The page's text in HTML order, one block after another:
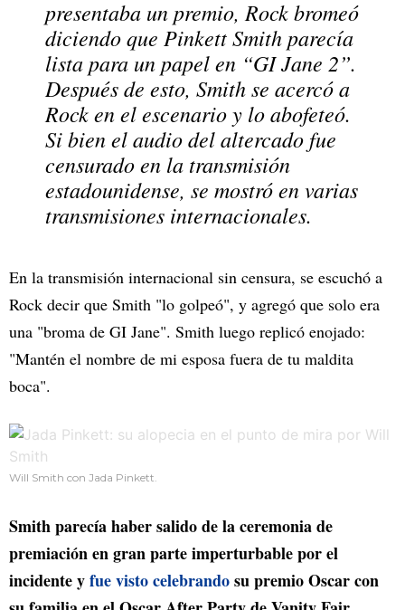
presentaba un premio, Rock bromeó
diciendo que Pinkett Smith parecía
lista para un papel en “GI Jane 2”.
Después de esto, Smith se acercó a
Rock en el escenario y lo abofeteó.
Si bien el audio del altercado fue
censurado en la transmisión
estadounidense, se mostró en varias
transmisiones internacionales.
En la transmisión internacional sin censura, se escuchó a
Rock decir que Smith "lo golpeó", y agregó que solo era
una "broma de GI Jane". Smith luego replicó enojado:
"Mantén el nombre de mi esposa fuera de tu maldita
boca".
Will Smith con Jada Pinkett.
Smith parecía haber salido de la ceremonia de
premiación en gran parte imperturbable por el
incidente yfue visto celebrandosu premio Oscar con